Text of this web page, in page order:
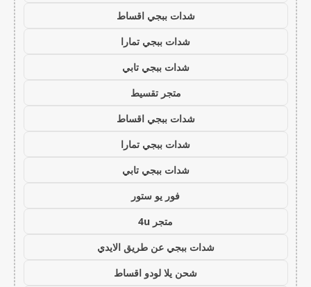
شدات ببجي اقساط
شدات ببجي تمارا
شدات ببجي تابي
متجر تقسيط
شدات ببجي اقساط
شدات ببجي تمارا
شدات ببجي تابي
فور يو ستور
متجر 4u
شدات ببجي عن طريق الايدي
شحن يلا لودو اقساط